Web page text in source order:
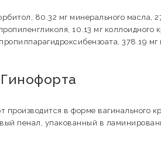
80.32 мг минерального масла,
10.13 мг
378.19 мг
производится в форме вагинального
пенал, упакованный в